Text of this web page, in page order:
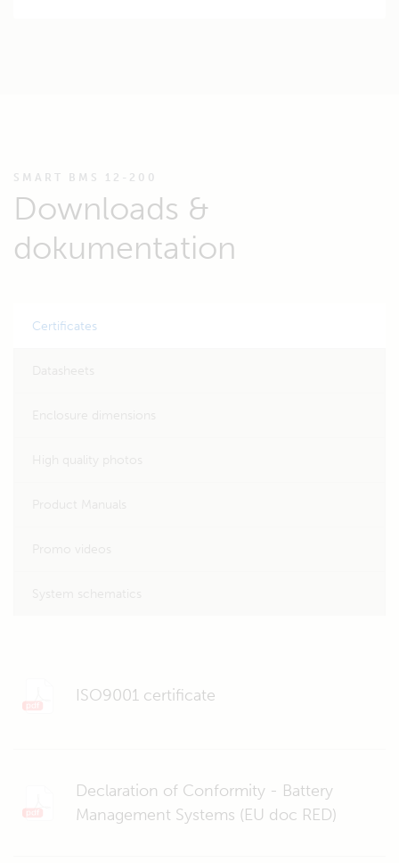
SMART BMS 12-200
Downloads &
dokumentation
Certificates
ISO9001 certificate
Declaration of Conformity - Battery
Management Systems (EU doc RED)